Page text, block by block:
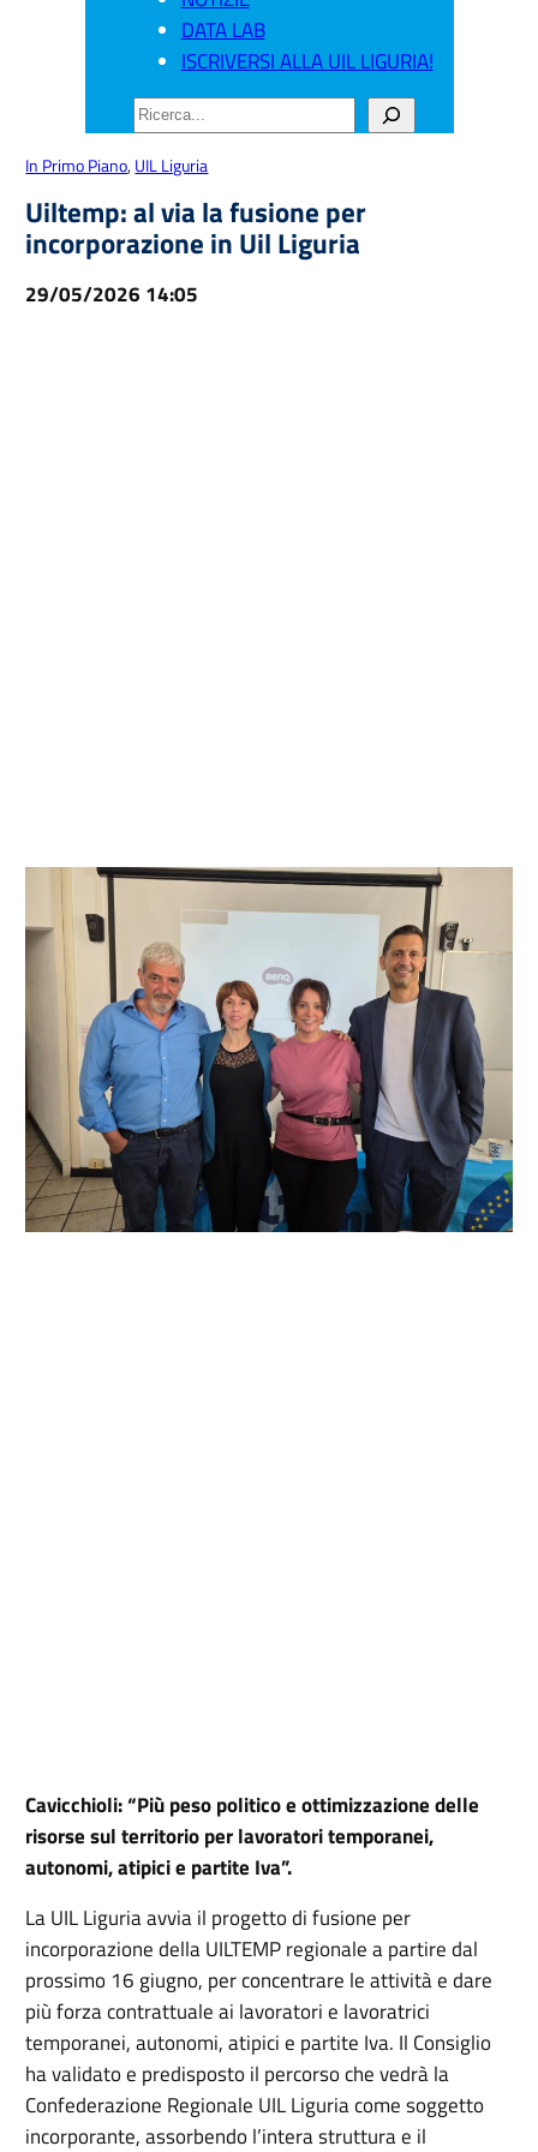
DATA LAB
ISCRIVERSI ALLA UIL LIGURIA!
CERCA
In Primo Piano, UIL Liguria
Uiltemp: al via la fusione per
incorporazione in Uil Liguria
29/05/2026 14:05
Cavicchioli: “Più peso politico e ottimizzazione delle
risorse sul territorio per lavoratori temporanei,
autonomi, atipici e partite Iva”.
La UIL Liguria avvia il progetto di fusione per
incorporazione della UILTEMP regionale a partire dal
prossimo 16 giugno, per concentrare le attività e dare
più forza contrattuale ai lavoratori e lavoratrici
temporanei, autonomi, atipici e partite Iva. Il Consiglio
ha validato e predisposto il percorso che vedrà la
Confederazione Regionale UIL Liguria come soggetto
incorporante, assorbendo l’intera struttura e il